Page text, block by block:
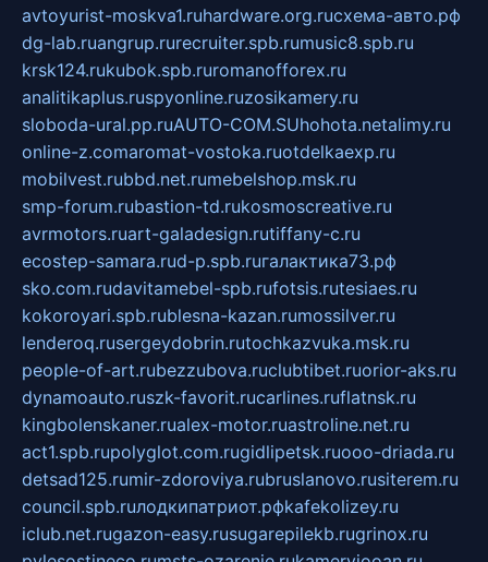
avtoyurist-moskva1.ruhardware.org.ruсхема-авто.рф
dg-lab.ruangrup.rurecruiter.spb.rumusic8.spb.ru
krsk124.rukubok.spb.ruromanofforex.ru
analitikaplus.ruspyonline.ruzosikamery.ru
sloboda-ural.pp.ruAUTO-COM.SUhohota.netalimy.ru
online-z.comaromat-vostoka.ruotdelkaexp.ru
mobilvest.rubbd.net.rumebelshop.msk.ru
smp-forum.rubastion-td.rukosmoscreative.ru
avrmotors.ruart-galadesign.rutiffany-c.ru
ecostep-samara.rud-p.spb.ruгалактика73.рф
sko.com.rudavitamebel-spb.rufotsis.rutesiaes.ru
kokoroyari.spb.rublesna-kazan.rumossilver.ru
lenderoq.rusergeydobrin.rutochkazvuka.msk.ru
people-of-art.rubezzubova.ruclubtibet.ruorior-aks.ru
dynamoauto.ruszk-favorit.rucarlines.ruflatnsk.ru
kingbolenskaner.rualex-motor.ruastroline.net.ru
act1.spb.rupolyglot.com.rugidlipetsk.ruooo-driada.ru
detsad125.rumir-zdoroviya.rubruslanovo.rusiterem.ru
council.spb.ruлодкипатриот.рфkafekolizey.ru
iclub.net.rugazon-easy.rusugarepilekb.rugrinox.ru